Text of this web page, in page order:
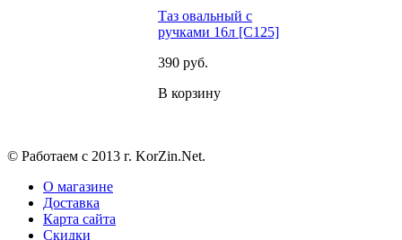
Таз овальный с
ручками 16л [C125]
390 руб.
В корзину
© Работаем с 2013 г. KorZin.Net.
О магазине
Доставка
Карта сайта
Скидки